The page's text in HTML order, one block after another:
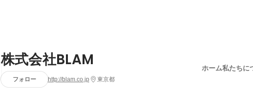
株式会社BLAM
フォロー http://blam.co.jp 東京都
ホーム私たちに